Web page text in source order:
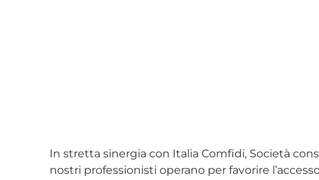
In stretta sinergia con Italia Comfidi, Società
nostri professionisti operano per favorire